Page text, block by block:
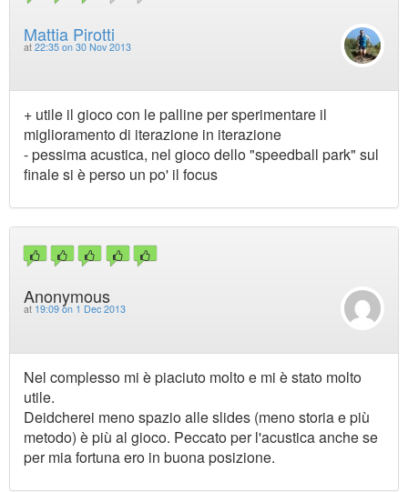
Mattia Pirotti
at 22:35 on 30 Nov 2013
+ utile il gioco con le palline per sperimentare il
miglioramento di iterazione in iterazione
- pessima acustica, nel gioco dello "speedball park" sul
finale si è perso un po' il focus
Anonymous
at 19:09 on 1 Dec 2013
Nel complesso mi è piaciuto molto e mi è stato molto
utile.
Deidcherei meno spazio alle slides (meno storia e più
metodo) è più al gioco. Peccato per l'acustica anche se
per mia fortuna ero in buona posizione.